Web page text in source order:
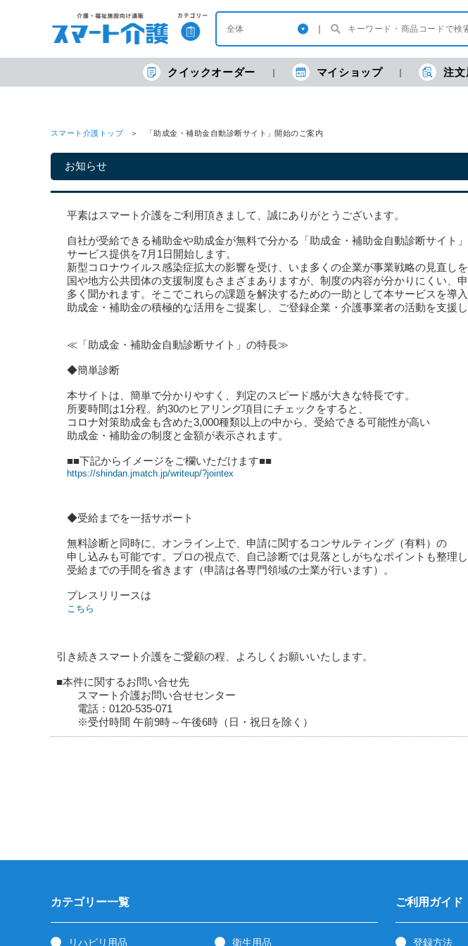
クイックオーダー マイショップ 注文
スマート介護トップ 「助成金・補助金自動診断サイト」開始のご案内
お知らせ
平素はスマート介護をご利用頂きまして、誠にありがとうございます。
自社が受給できる補助金や助成金が無料で分かる「助成金・補助金自動診断サイト
サービス提供を7月1日開始します。
新型コロナウイルス感染症拡大の影響を受け、いま多くの企業が事業戦略の見直し
国や地方公共団体の支援制度もさまざまありますが、制度の内容が分かりにくい、
多く聞かれます。そこでこれらの課題を解決するための一助として本サービスを導入
助成金・補助金の積極的な活用をご提案し、ご登録企業・介護事業者の活動を支援し
≪「助成金・補助金自動診断サイト」の特長≫
◆簡単診断
本サイトは、簡単で分かりやすく、判定のスピード感が大きな特長です。
所要時間は1分程。約30のヒアリング項目にチェックをすると、
コロナ対策助成金も含めた3,000種類以上の中から、受給できる可能性が高い
助成金・補助金の制度と金額が表示されます。
■■下記からイメージをご欄いただけます■■
https://shindan.jmatch.jp/writeup/?jointex
◆受給までを一括サポート
無料診断と同時に、オンライン上で、申請に関するコンサルティング（有料）の
申し込みも可能です。プロの視点で、自己診断では見落としがちなポイントも整理し
受給までの手間を省きます（申請は各専門領域の士業が行います）。
プレスリリースは
こちら
引き続きスマート介護をご愛顧の程、よろしくお願いいたします。
■本件に関するお問い合せ先
スマート介護お問い合せセンター
電話：0120-535-071
※受付時間 午前9時～午後6時（日・祝日を除く）
カテゴリー一覧
リハビリ用品 衛生用品
ご利用ガイド
登録方法